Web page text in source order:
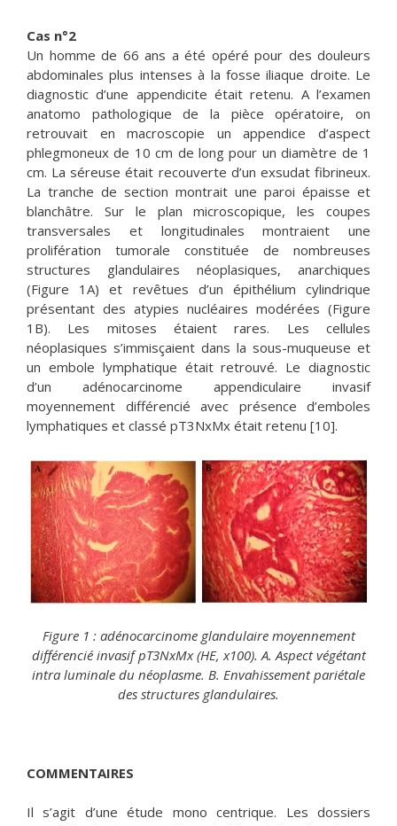
Cas n°2
Un homme de 66 ans a été opéré pour des douleurs
abdominales plus intenses à la fosse iliaque droite. Le
diagnostic d’une appendicite était retenu. A l’examen
anatomo pathologique de la pièce opératoire, on
retrouvait en macroscopie un appendice d’aspect
phlegmoneux de 10 cm de long pour un diamètre de 1
cm. La séreuse était recouverte d’un exsudat fibrineux.
La tranche de section montrait une paroi épaisse et
blanchâtre. Sur le plan microscopique, les coupes
transversales et longitudinales montraient une
prolifération tumorale constituée de nombreuses
structures glandulaires néoplasiques, anarchiques
(Figure 1A) et revêtues d’un épithélium cylindrique
présentant des atypies nucléaires modérées (Figure
1B). Les mitoses étaient rares. Les cellules
néoplasiques s’immisçaient dans la sous-muqueuse et
un embole lymphatique était retrouvé. Le diagnostic
d’un adénocarcinome appendiculaire invasif
moyennement différencié avec présence d’emboles
lymphatiques et classé pT3NxMx était retenu [10].
Figure 1 : adénocarcinome glandulaire moyennement
différencié invasif pT3NxMx (HE, x100). A. Aspect végétant
intra luminale du néoplasme. B. Envahissement pariétale
des structures glandulaires.
COMMENTAIRES
Il s’agit d’une étude mono centrique. Les dossiers